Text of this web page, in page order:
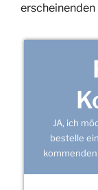
JA, ich
bestelle ein